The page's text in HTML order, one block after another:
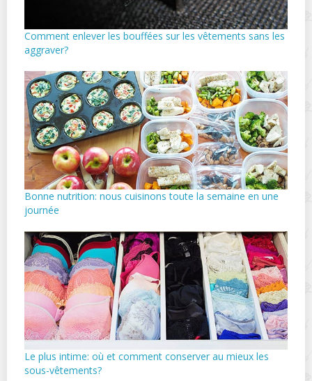
Comment enlever les bouffées sur les vêtements sans les
aggraver?
Bonne nutrition: nous cuisinons toute la semaine en une
journée
Le plus intime: où et comment conserver au mieux les
sous-vêtements?